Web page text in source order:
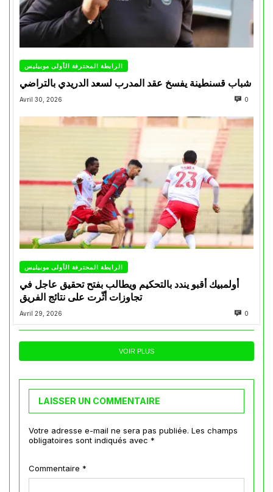
الرابطة المحترفة الأولى موبيليس
شباب قسنطينة يفسخ عقد المدرب لسعد الدريدي بالتراضي
Avril 30, 2026 0
الرابطة المحترفة الأولى موبيليس
أولمبيك أقبو يندد بالتحكيم ويطالب بفتح تحقيق عاجل في
تجاوزات أثّرت على نتائج الفريق
Avril 29, 2026 0
VOIR PLUS
LAISSER UN COMMENTAIRE
Votre adresse e-mail ne sera pas publiée. Les champs
obligatoires sont indiqués avec *
Commentaire *